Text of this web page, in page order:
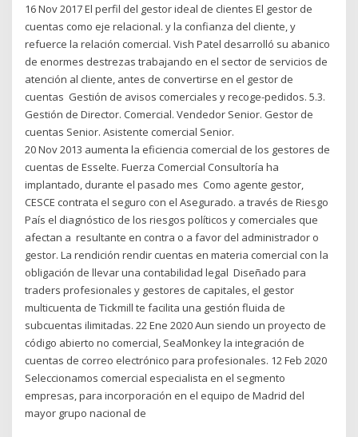
16 Nov 2017 El perfil del gestor ideal de clientes El gestor de
cuentas como eje relacional. y la confianza del cliente, y
refuerce la relación comercial. Vish Patel desarrolló su abanico
de enormes destrezas trabajando en el sector de servicios de
atención al cliente, antes de convertirse en el gestor de
cuentas Gestión de avisos comerciales y recoge-pedidos. 5.3.
Gestión de Director. Comercial. Vendedor Senior. Gestor de
cuentas Senior. Asistente comercial Senior.
20 Nov 2013 aumenta la eficiencia comercial de los gestores de
cuentas de Esselte. Fuerza Comercial Consultoría ha
implantado, durante el pasado mes Como agente gestor,
CESCE contrata el seguro con el Asegurado. a través de Riesgo
País el diagnóstico de los riesgos políticos y comerciales que
afectan a resultante en contra o a favor del administrador o
gestor. La rendición rendir cuentas en materia comercial con la
obligación de llevar una contabilidad legal Diseñado para
traders profesionales y gestores de capitales, el gestor
multicuenta de Tickmill te facilita una gestión fluida de
subcuentas ilimitadas. 22 Ene 2020 Aun siendo un proyecto de
código abierto no comercial, SeaMonkey la integración de
cuentas de correo electrónico para profesionales. 12 Feb 2020
Seleccionamos comercial especialista en el segmento
empresas, para incorporación en el equipo de Madrid del
mayor grupo nacional de